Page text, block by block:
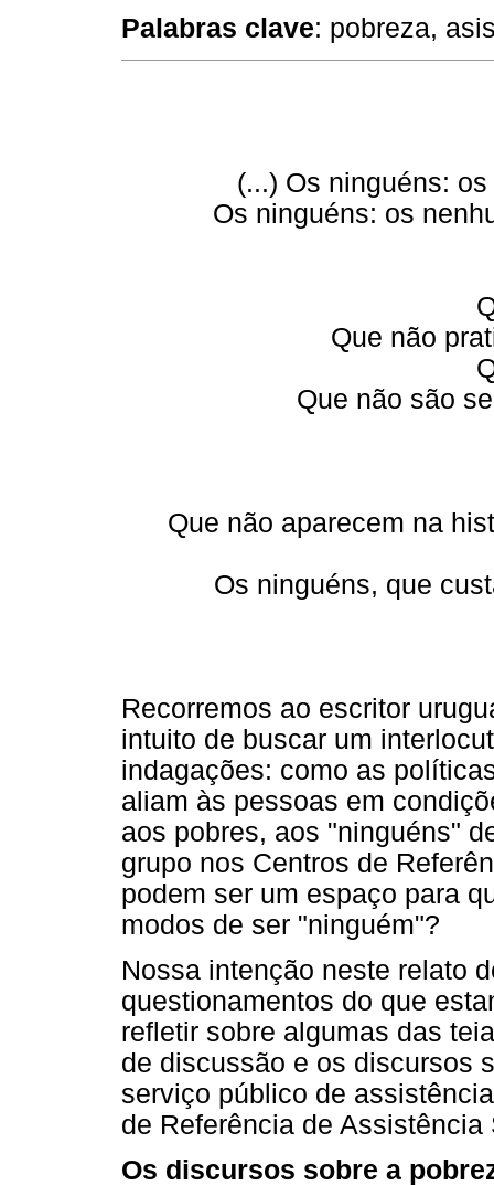
Palabras clave: pobreza,
(...) Os ninguéns:
Os ninguéns: os
Que não
Que não são
Que não aparecem na
Os ninguéns, que
Recorremos ao escritor
intuito de buscar um
indagações: como as
aliam às pessoas em
aos pobres, aos "ninguéns"
grupo nos Centros de
podem ser um espaço para
modos de ser "ninguém"?
Nossa intenção neste relato
questionamentos do que
refletir sobre algumas das
de discussão e os discursos
serviço público de
de Referência de Assistência
Os discursos sobre a